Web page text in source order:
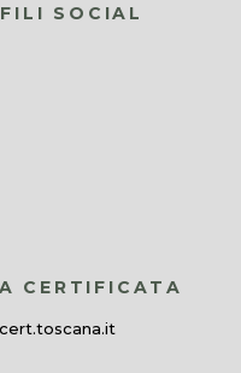
SOCIAL
CERTIFICATA